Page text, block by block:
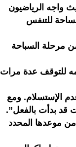
1_2 متر في الثانية. حيث واجه الرياضيون
للتنفس
15 ثانية عند خروجه من مرحلة السباحة
للتوقف عدة مرات
الإستسلام. ومع
ويذكر أن منافسات الترياثلون في أولمبياد باريس تم تأجيلها بحوالي 24 من موعدها المحدد